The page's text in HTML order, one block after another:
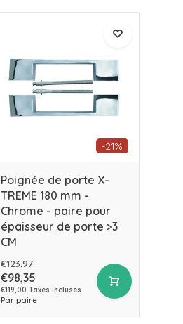
-21%
Poignée de porte X-
TREME 180 mm -
Chrome - paire pour
épaisseur de porte >3
CM
€123,97
€98,35
€119,00 Taxes incluses
Par paire